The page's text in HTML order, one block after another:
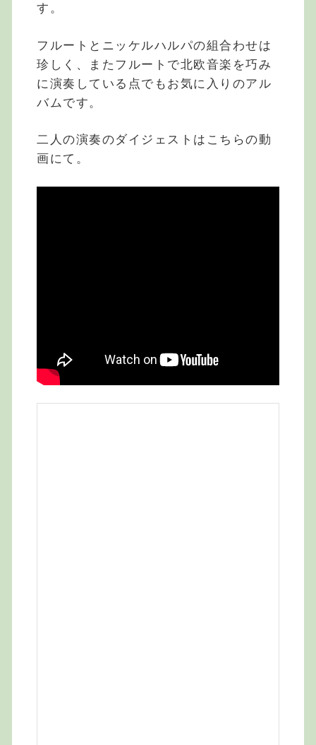
す。
フルートとニッケルハルパの組合わせは
珍しく、またフルートで北欧音楽を巧み
に演奏している点でもお気に入りのアル
バムです。
二人の演奏のダイジェストはこちらの動
画にて。